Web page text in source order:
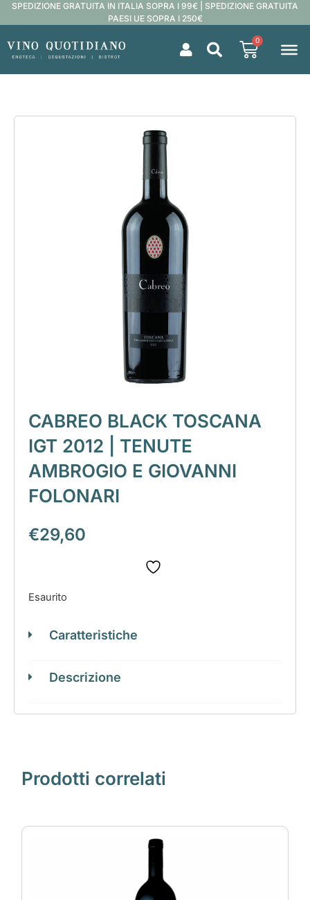
SPEDIZIONE GRATUITA IN ITALIA SOPRA I 99€ | SPEDIZIONE GRATUITA
PAESI UE SOPRA I 250€
0
CABREO BLACK TOSCANA
IGT 2012 | TENUTE
AMBROGIO E GIOVANNI
FOLONARI
€29,60
Esaurito
Caratteristiche
Descrizione
Prodotti correlati